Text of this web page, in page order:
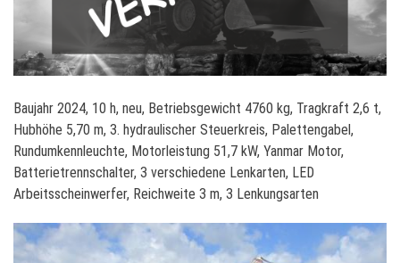
F
a
r
e
s
i
n
6
Baujahr 2024, 10 h, neu, Betriebsgewicht 4760 kg, Tragkraft 2,6 t,
Hubhöhe 5,70 m, 3. hydraulischer Steuerkreis, Palettengabel,
Rundumkennleuchte, Motorleistung 51,7 kW, Yanmar Motor,
Batterietrennschalter, 3 verschiedene Lenkarten, LED
Arbeitsscheinwerfer, Reichweite 3 m, 3 Lenkungsarten